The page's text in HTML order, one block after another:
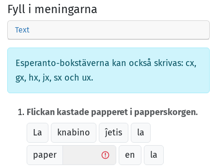
Fyll i meningarna
Text
Esperanto-bokstäverna kan också skrivas: cx,
gx, hx, jx, sx och ux.
Flickan kastade papperet i papperskorgen.
La
knabino ĵetis la
paper en la